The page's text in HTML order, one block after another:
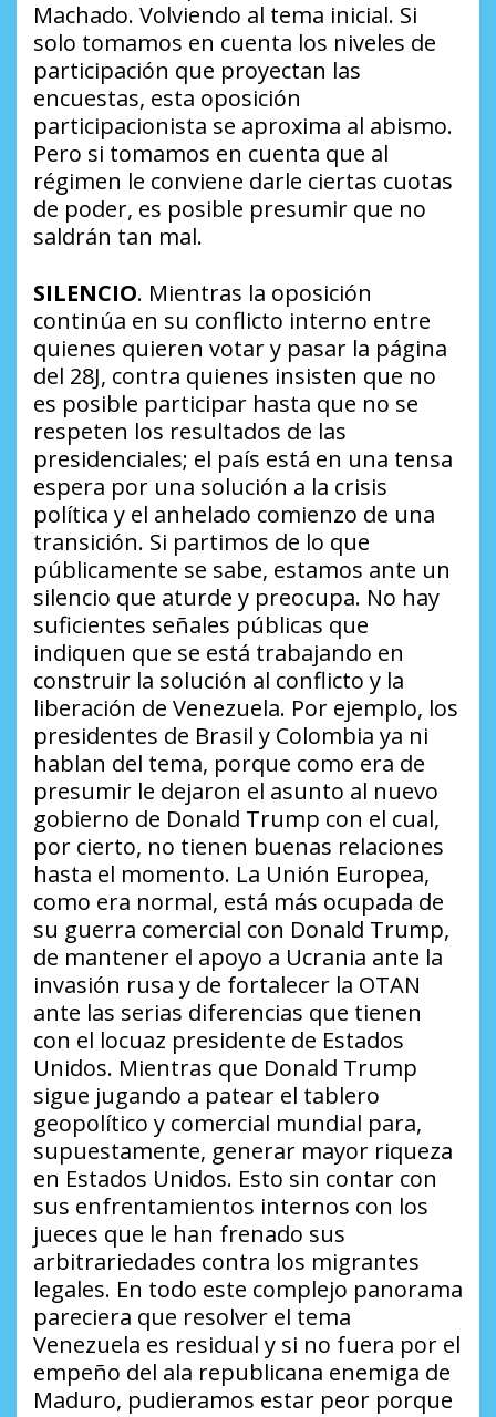
Machado. Volviendo al tema inicial. Si
solo tomamos en cuenta los niveles de
participación que proyectan las
encuestas, esta oposición
participacionista se aproxima al abismo.
Pero si tomamos en cuenta que al
régimen le conviene darle ciertas cuotas
de poder, es posible presumir que no
saldrán tan mal.
SILENCIO. Mientras la oposición
continúa en su conflicto interno entre
quienes quieren votar y pasar la página
del 28J, contra quienes insisten que no
es posible participar hasta que no se
respeten los resultados de las
presidenciales; el país está en una tensa
espera por una solución a la crisis
política y el anhelado comienzo de una
transición. Si partimos de lo que
públicamente se sabe, estamos ante un
silencio que aturde y preocupa. No hay
suficientes señales públicas que
indiquen que se está trabajando en
construir la solución al conflicto y la
liberación de Venezuela. Por ejemplo, los
presidentes de Brasil y Colombia ya ni
hablan del tema, porque como era de
presumir le dejaron el asunto al nuevo
gobierno de Donald Trump con el cual,
por cierto, no tienen buenas relaciones
hasta el momento. La Unión Europea,
como era normal, está más ocupada de
su guerra comercial con Donald Trump,
de mantener el apoyo a Ucrania ante la
invasión rusa y de fortalecer la OTAN
ante las serias diferencias que tienen
con el locuaz presidente de Estados
Unidos. Mientras que Donald Trump
sigue jugando a patear el tablero
geopolítico y comercial mundial para,
supuestamente, generar mayor riqueza
en Estados Unidos. Esto sin contar con
sus enfrentamientos internos con los
jueces que le han frenado sus
arbitrariedades contra los migrantes
legales. En todo este complejo panorama
pareciera que resolver el tema
Venezuela es residual y si no fuera por el
empeño del ala republicana enemiga de
Maduro, pudieramos estar peor porque